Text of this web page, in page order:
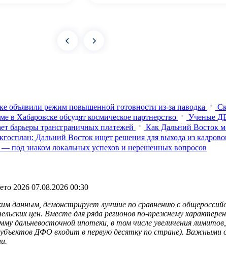
объявили режим повышенной готовности из‑за паводка
в Хабаровске обсудят космическое партнерство
Ученые
барьеры трансграничных платежей
Как Дальний Восток
Дальний Восток ищет решения для выхода из
под знаком локальных успехов и нерешенных вопросов
2026 07.08.2026 00:30
данным, демонстрирует лучшие по сравнению с
цен. Вместе для ряда регионов по-прежнему
дальневосточной ипотеки, в том числе увеличения
ДФО входит в первую десятку по стране). Важными